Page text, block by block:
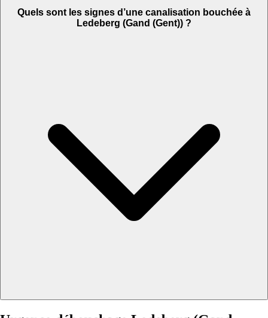
Quels sont les signes d’une canalisation bouchée à
Ledeberg (Gand (Gent)) ?